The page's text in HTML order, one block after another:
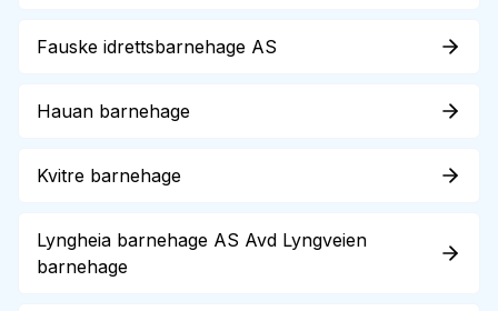
Fauske idrettsbarnehage AS
Hauan barnehage
Kvitre barnehage
Lyngheia barnehage AS Avd Lyngveien
barnehage